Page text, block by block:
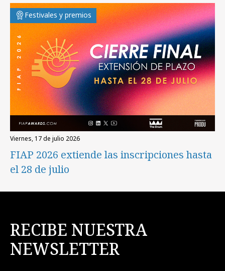
Festivales y premios
viernes, 17 de julio 2026
FIAP 2026 extiende las inscripciones hasta
el 28 de julio
RECIBE NUESTRA
NEWSLETTER